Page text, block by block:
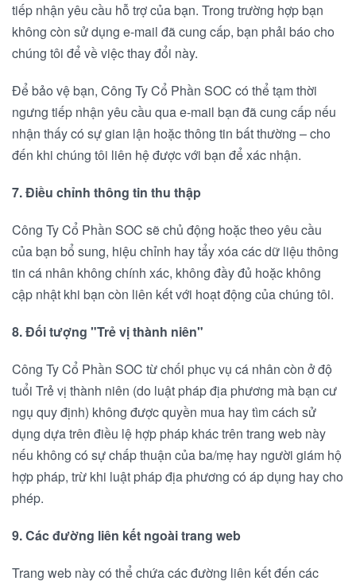
tiếp nhận yêu cầu hỗ trợ của bạn. Trong trường hợp bạn
không còn sử dụng e-mail đã cung cấp, bạn phải báo cho
chúng tôi để về việc thay đổi này.
Để bảo vệ bạn, Công Ty Cổ Phần SOC có thể tạm thời
ngưng tiếp nhận yêu cầu qua e-mail bạn đã cung cấp nếu
nhận thấy có sự gian lận hoặc thông tin bất thường – cho
đến khi chúng tôi liên hệ được với bạn để xác nhận.
7. Điều chỉnh thông tin thu thập
Công Ty Cổ Phần SOC sẽ chủ động hoặc theo yêu cầu
của bạn bổ sung, hiệu chỉnh hay tẩy xóa các dữ liệu thông
tin cá nhân không chính xác, không đầy đủ hoặc không
cập nhật khi bạn còn liên kết với hoạt động của chúng tôi.
8. Đối tượng "Trẻ vị thành niên"
Công Ty Cổ Phần SOC từ chối phục vụ cá nhân còn ở độ
tuổi Trẻ vị thành niên (do luật pháp địa phương mà bạn cư
ngụ quy định) không được quyền mua hay tìm cách sử
dụng dựa trên điều lệ hợp pháp khác trên trang web này
nếu không có sự chấp thuận của ba/mẹ hay người giám hộ
hợp pháp, trừ khi luật pháp địa phương có áp dụng hay cho
phép.
9. Các đường liên kết ngoài trang web
Trang web này có thể chứa các đường liên kết đến các